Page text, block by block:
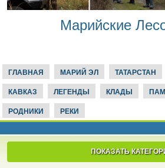
Марийские
ГЛАВНАЯ МАРИЙ ЭЛ ТАТАРСТАН
КАВКАЗ ЛЕГЕНДЫ КЛАДЫ
РОДНИКИ РЕКИ
ПОКАЗАТЬ